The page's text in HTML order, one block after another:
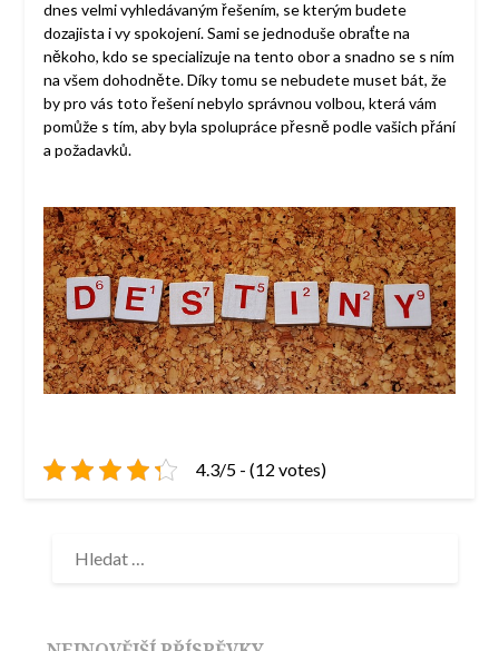
dnes velmi vyhledávaným řešením, se kterým budete
dozajista i vy spokojení. Sami se jednoduše obraťte na
někoho, kdo se specializuje na tento obor a snadno se s ním
na všem dohodněte. Díky tomu se nebudete muset bát, že
by pro vás toto řešení nebylo správnou volbou, která vám
pomůže s tím, aby byla spolupráce přesně podle vašich přání
a požadavků.
4.3/5 - (12 votes)